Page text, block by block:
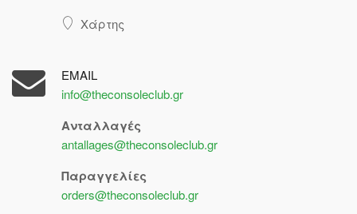
Χάρτης
EMAIL
info@theconsoleclub.gr
Ανταλλαγές
antallages@theconsoleclub.gr
Παραγγελίες
orders@theconsoleclub.gr